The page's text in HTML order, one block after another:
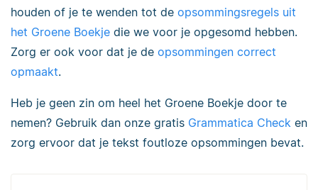
houden of je te wenden tot de opsommingsregels uit
het Groene Boekje die we voor je opgesomd hebben.
Zorg er ook voor dat je de opsommingen correct
opmaakt.
Heb je geen zin om heel het Groene Boekje door te
nemen? Gebruik dan onze gratis Grammatica Check en
zorg ervoor dat je tekst foutloze opsommingen bevat.